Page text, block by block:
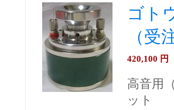
ゴト
（受
420,100 円
高音用
ット